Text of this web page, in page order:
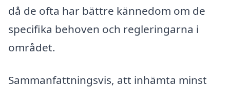
då de ofta har bättre kännedom om de
specifika behoven och regleringarna i
området.
Sammanfattningsvis, att inhämta minst